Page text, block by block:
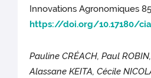
Innovations Agronomiques
https://doi.org/10.17180/
Pauline CRÉACH, Paul
Alassane KEITA, Cécile